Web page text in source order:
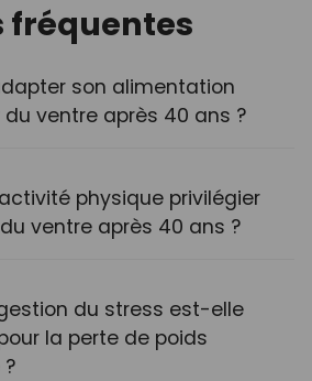
fréquentes
son alimentation
ventre après 40 ans ?
physique privilégier
ventre après 40 ans ?
du stress est-elle
la perte de poids